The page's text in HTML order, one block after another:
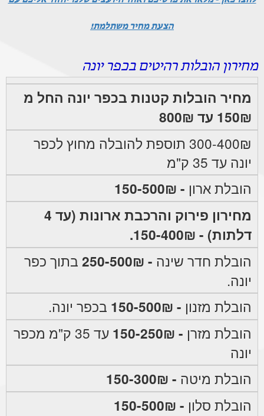
הצעת מחיר משתלמת!
מחירון הובלות רהיטים בכפר יונה
מחיר הובלות קטנות בכפר יונה החל מ
150₪ עד 800₪
300-400₪ תוספת להובלה מחוץ לכפר
יונה עד 35 ק"מ
הובלת ארון - 150-500₪
מחירון פירוק והרכבת ארונות (עד 4
דלתות) - 150-400₪.
הובלת חדר שינה - 250-500₪
בתוך כפר
יונה.
הובלת מזנון - 150-500₪
בכפר יונה.
הובלת מזרן - 150-250₪
עד 35 ק"מ מכפר
יונה
הובלת מיטה - 150-300₪
הובלת סלון - 150-500₪